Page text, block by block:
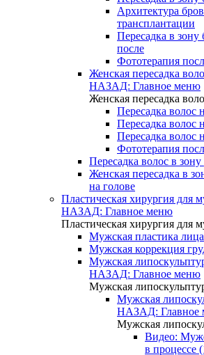
Архитектура
трансплантации
Пересадка в зону
после
Фототерапия
Женская пересадка
НАЗАД: Главное меню
Женская пересадка
Пересадка волос
Пересадка волос
Пересадка волос
Фототерапия
Пересадка волос в
Женская пересадка в
на голове
Пластическая хирургия для
НАЗАД: Главное меню
Пластическая хирургия для
Мужская пластика лица
Мужская коррекция
Мужская
НАЗАД: Главное меню
Мужская
Мужская
НАЗАД: Главное
Мужская
Видео:
в процессе